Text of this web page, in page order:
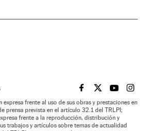
EL PAÍS BRASIL EN
EL PAÍSEL PAÍS
EL
expresa frente al uso de sus obras y prestaciones en
prensa prevista en el artículo 32.1 del TRLPI;
frente a la reproducción, distribución y
trabajos y artículos sobre temas de actualidad